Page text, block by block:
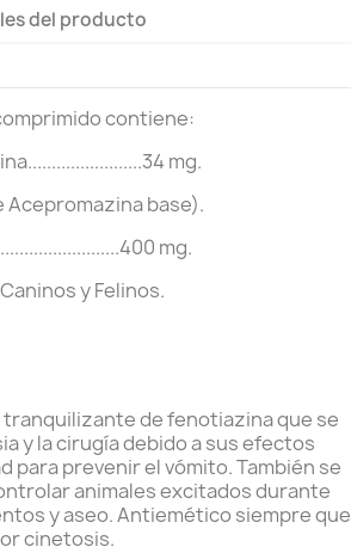
del producto
contiene:
mg.
Acepromazina base).
mg.
Caninos y Felinos.
tranquilizante de fenotiazina que se
y la cirugía debido a sus efectos
para prevenir el vómito. También se
animales excitados durante
y aseo. Antiemético siempre que
cinetosis.